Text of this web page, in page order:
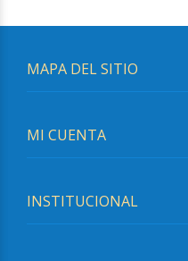
MAPA DEL SITIO
MI CUENTA
INSTITUCIONAL